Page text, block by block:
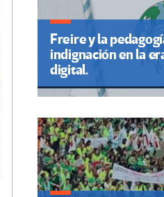
Freire y la
indignación en la
digital.